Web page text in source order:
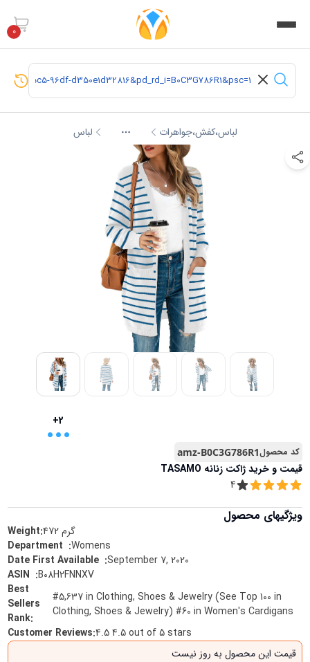
0
لباس،کفش،جواهرات More لباس
+2
...
کد محصولamz-B0C3G786R1
قیمت و خریدژاکت زنانه TASAMO
4
ویژگیهای محصول
Weight:472گرم
:Womens
:September 7, 2020
:B08H2FNNXV
Best
Sellers
Rank:
#5,637 in Clothing, Shoes & Jewelry (See Top 100 in
Clothing, Shoes & Jewelry) #60 in Women's Cardigans
Customer Reviews:4.5 4.5 out of 5 stars
قیمت این محصول به روز نیست